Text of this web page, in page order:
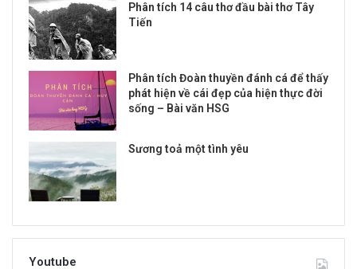
Phân tích 14 câu thơ đầu bài thơ Tây
Tiến
Phân tích Đoàn thuyền đánh cá để thấy
phát hiện về cái đẹp của hiện thực đời
sống – Bài văn HSG
Sương toả một tình yêu
Youtube